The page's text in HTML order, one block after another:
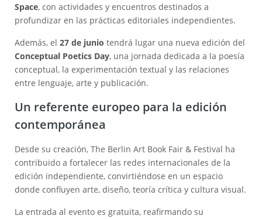
Space, con actividades y encuentros destinados a
profundizar en las prácticas editoriales independientes.
Además, el 27 de junio tendrá lugar una nueva edición del
Conceptual Poetics Day, una jornada dedicada a la poesía
conceptual, la experimentación textual y las relaciones
entre lenguaje, arte y publicación.
Un referente europeo para la edición
contemporánea
Desde su creación, The Berlin Art Book Fair & Festival ha
contribuido a fortalecer las redes internacionales de la
edición independiente, convirtiéndose en un espacio
donde confluyen arte, diseño, teoría crítica y cultura visual.
La entrada al evento es gratuita, reafirmando su